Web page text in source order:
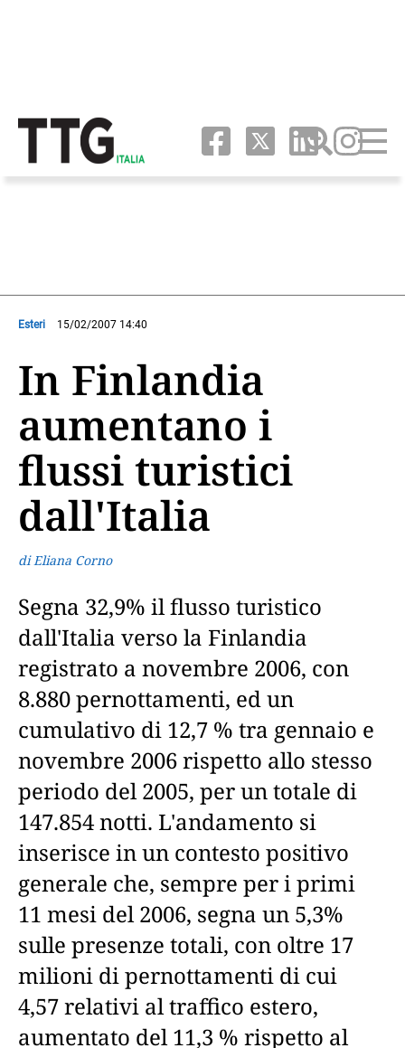
Esteri 15/02/2007 14:40
In Finlandia
aumentano i
flussi turistici
dall'Italia
di Eliana Corno
Segna 32,9% il flusso turistico
dall'Italia verso la Finlandia
registrato a novembre 2006, con
8.880 pernottamenti, ed un
cumulativo di 12,7 % tra gennaio e
novembre 2006 rispetto allo stesso
periodo del 2005, per un totale di
147.854 notti. L'andamento si
inserisce in un contesto positivo
generale che, sempre per i primi
11 mesi del 2006, segna un 5,3%
sulle presenze totali, con oltre 17
milioni di pernottamenti di cui
4,57 relativi al traffico estero,
aumentato del 11,3 % rispetto al